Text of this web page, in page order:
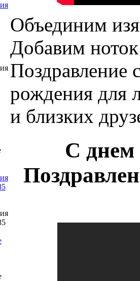
Объединим
Добавим
Поздравление
рождения для
и близких
С днем